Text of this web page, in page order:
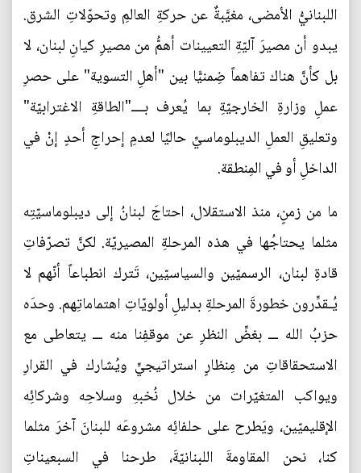
اللبنانيُّ الأمضى، مغيَّبةٌ عن حركةِ العالمِ وتحوّلاتِ الشرق.
يبدو أن مصيرَ آليّةِ التعيينات أهمُّ من مصيرِ كيانِ لبنان، لا
بل كأنَّ هناك تفاهماً ضِمنيًّا بين "أهلِ التسوية" على حصرِ
عملِ وزارةِ الخارجيّةِ بما يُعرف بــــ"الطاقةِ الاغترابيّة"
وتعليقِ العملِ الديبلوماسيِّ حاليًا لعدمِ إحراجِ أحدٍ إنْ في
الداخلِ أو في المِنطقة.
ما من زمنٍ، منذ الاستقلال، احتاجَ لبنانُ إلى ديبلوماسيّتِه
مثلما يحتاجُها في هذه المرحلةِ المصيريّة. لكنَّ تصرّفاتِ
قادةِ لبنان، الرسميّين والسياسيّين، تَترك انطباعاً أنّهم لا
يُـقدِّرون خطورةَ المرحلةِ بدليلِ أولويّاتِ اهتماماتِهم. وحدَه
حزبُ الله ـــ بغضِّ النظرِ عن موقفِنا منه ـــ يتعاطى مع
الاستحقاقاتِ من مِنظارٍ استراتيجيٍّ ويُشارك في القرارِ
ويواكب المتغيّرات من خلال نُخبهِ وسلاحِه وشركائِه
الإقليميّين، ويَطرح على حلفائِه مشروعَه للبنانَ آخرَ مثلما
كنا، نحن المقاومةَ اللبنانيّةَ، طرحنا في السبعيناتِ